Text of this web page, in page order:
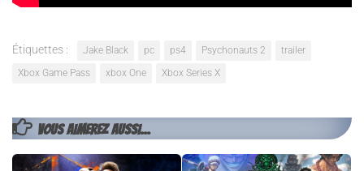
Étiquettes : Jake Black pc ps4 Psychonauts 2
trailer
Xbox Game Pass
xbox One Xbox Series X
VOUS AIMEREZ AUSSI...